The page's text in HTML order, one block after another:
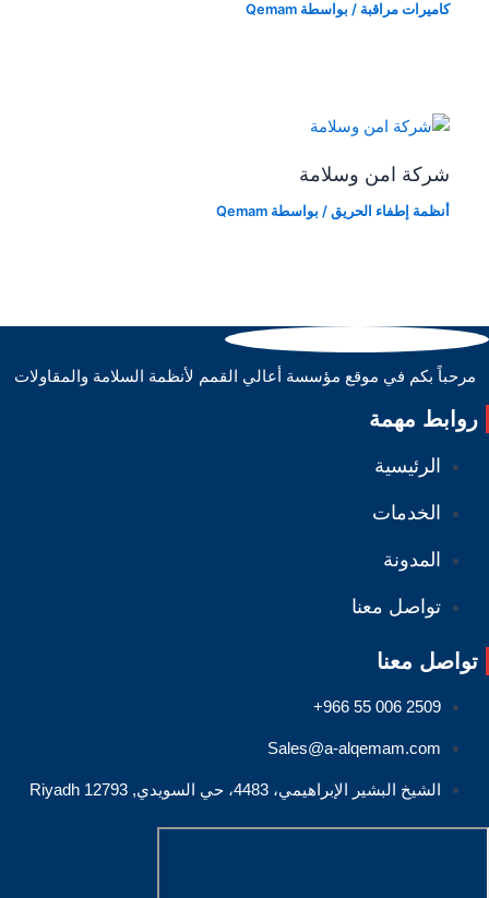
كاميرات مراقبة / بواسطة Qemam
شركة امن وسلامة
أنظمة إطفاء الحريق / بواسطة Qemam
مرحباً بكم في موقع مؤسسة أعالي القمم لأنظمة السلامة والمقاولات
روابط مهمة
الرئيسية
الخدمات
المدونة
تواصل معنا
تواصل معنا
Sales@a-alqemam.com
الشيخ البشير الإبراهيمي، 4483، حي السويدي, Riyadh 12793